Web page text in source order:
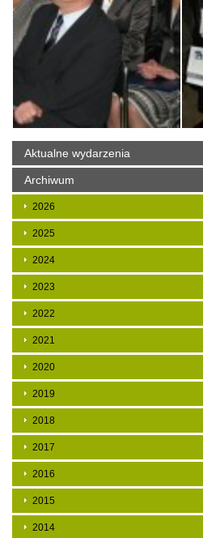
Aktualne wydarzenia
Archiwum
2026
2025
2024
2023
2022
2021
2020
2019
2018
2017
2016
2015
2014